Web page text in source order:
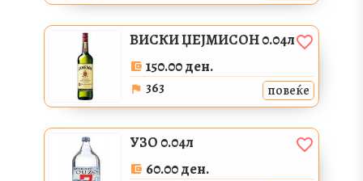
ВИСКИ ЏЕЈМИСОН 0.04л
150.00 ден.
363 повеќе
УЗО 0.04л
60.00 ден.